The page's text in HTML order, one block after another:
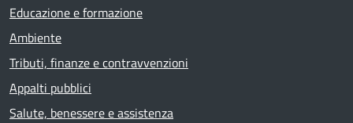
Educazione e formazione
Ambiente
Tributi, finanze e contravvenzioni
Appalti pubblici
Salute, benessere e assistenza